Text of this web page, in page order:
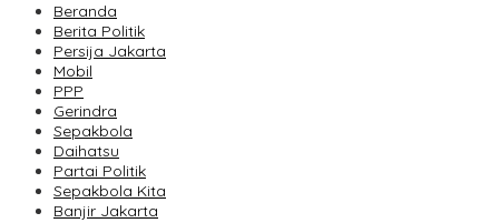
Beranda
Berita Politik
Persija Jakarta
Mobil
PPP
Gerindra
Sepakbola
Daihatsu
Partai Politik
Sepakbola Kita
Banjir Jakarta